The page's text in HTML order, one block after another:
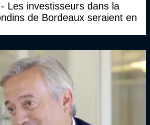
Les investisseurs dans la
de Bordeaux seraient en